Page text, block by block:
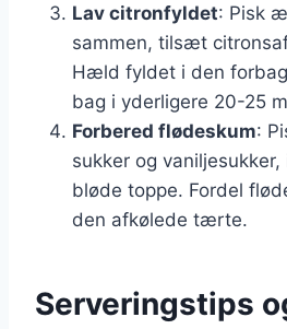
Lav citronfyldet: Pisk
sammen, tilsæt
Hæld fyldet i den
bag i yderligere 20-25
Forbered flødeskum:
sukker og
bløde toppe. Fordel
den afkølede tærte.
Serveringstips